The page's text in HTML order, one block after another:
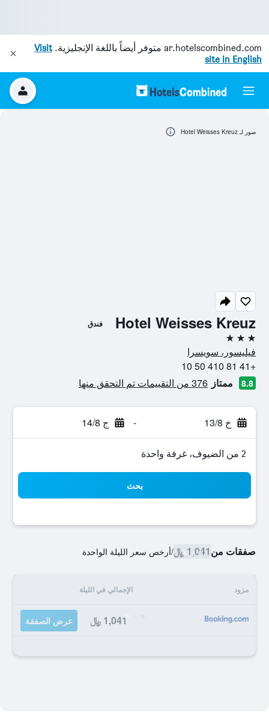
ar.hotelscombined.com متوفر أيضاً باللغة الإنجليزية.Visit
site in English
Hotel Weisses Kreuz فندق
3 نجوم
فيليسور، سويسرا
+41 81 410 50 10
8.8 ممتاز 376 من التقييمات تم التحقق منها
خ 13/8 - ج 14/8
2 من الضيوف، غرفة واحدة
بحث
صفقات من1,041 ﷼ /أرخص سعر الليلة الواحدة
مزود الإجمالي في الليلة
1,041 ﷼ عرض الصفقة
صور لـ Hotel Weisses Kreuz